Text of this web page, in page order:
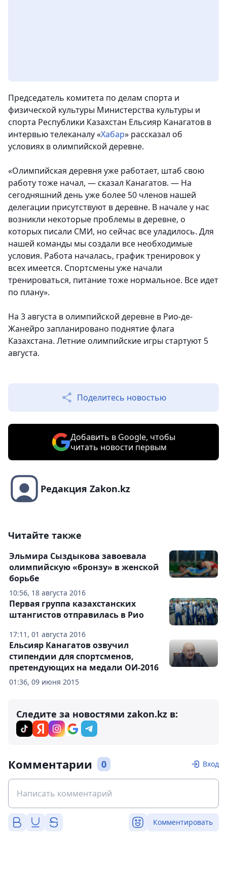
Председатель комитета по делам спорта и
физической культуры Министерства культуры и
спорта Республики Казахстан Ельсияр Канагатов в
интервью телеканалу «Хабар» рассказал об
условиях в олимпийской деревне.
«Олимпийская деревня уже работает, штаб свою
работу тоже начал, — сказал Канагатов. — На
сегодняшний день уже более 50 членов нашей
делегации присутствуют в деревне. В начале у нас
возникли некоторые проблемы в деревне, о
которых писали СМИ, но сейчас все уладилось. Для
нашей команды мы создали все необходимые
условия. Работа началась, график тренировок у
всех имеется. Спортсмены уже начали
тренироваться, питание тоже нормальное. Все идет
по плану».
На 3 августа в олимпийской деревне в Рио-де-
Жанейро запланировано поднятие флага
Казахстана. Летние олимпийские игры стартуют 5
августа.
Поделитесь новостью
Добавить в Google, чтобы
читать новости первым
Редакция Zakon.kz
Читайте также
10:56, 18 августа 2016
Эльмира Сыздыкова завоевала
олимпийскую «бронзу» в женской
борьбе
17:11, 01 августа 2016
Первая группа казахстанских
штангистов отправилась в Рио
01:36, 09 июня 2015
Ельсияр Канагатов озвучил
стипендии для спортсменов,
претендующих на медали ОИ-2016
Следите за новостями zakon.kz в:
Комментарии 0 Вход
Комментировать